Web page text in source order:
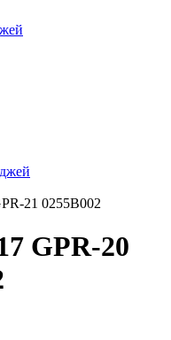
21 0255B002
GPR-20